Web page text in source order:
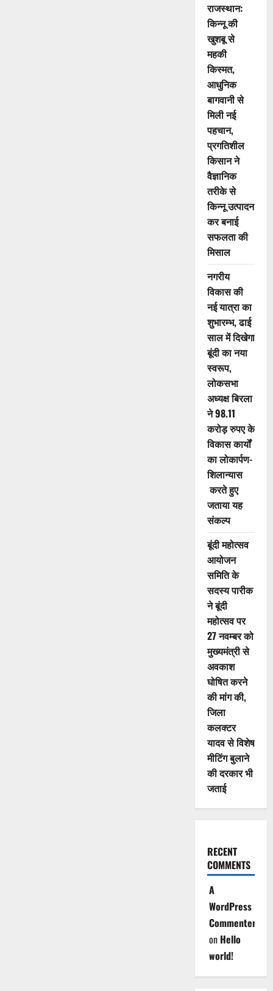
राजस्थान:
किन्नू की
खुशबू से
महकी
किस्मत,
आधुनिक
बागवानी से
मिली नई
पहचान,
प्रगतिशील
किसान ने
वैज्ञानिक
तरीके से
किन्नू उत्पादन
कर बनाई
सफलता की
मिसाल
नगरीय
विकास की
नई यात्रा का
शुभारम्भ, ढाई
साल में दिखेगा
बूंदी का नया
स्वरूप,
लोकसभा
अध्यक्ष बिरला
ने 98.11
करोड़ रुपए के
विकास कार्यों
का लोकार्पण-
शिलान्यास
करते हुए
जताया यह
संकल्प
बूंदी महोत्सव
आयोजन
समिति के
सदस्य पारीक
ने बूंदी
महोत्सव पर
27 नवम्बर को
मुख्यमंत्री से
अवकाश
घोषित करने
की मांग की,
जिला
कलक्टर
यादव से विशेष
मीटिंग बुलाने
की दरकार भी
जताई
RECENT
COMMENTS
A
WordPress
Commenter
on Hello
world!